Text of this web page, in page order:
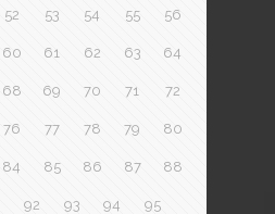
52 53 54 55 56
60 61 62 63 64
68 69 70 71 72
76 77 78 79 80
84 85 86 87 88
92 93 94 95